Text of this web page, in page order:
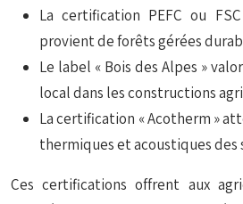
La certification PEFC ou
provient de forêts gérées
Le label « Bois des Alpes »
local dans les constructions
La certification « Acotherm »
thermiques et acoustiques des
Ces certifications offrent aux